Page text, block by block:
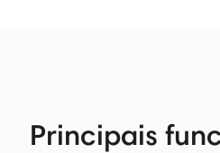
Principais